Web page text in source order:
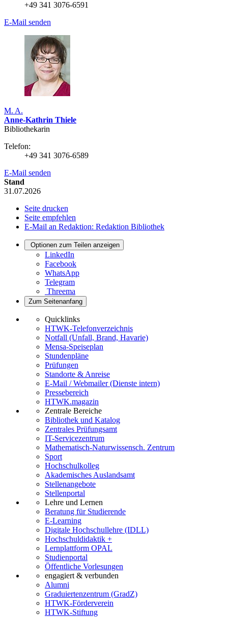
+49 341 3076-6591
E-Mail senden
M. A.
Anne-Kathrin Thiele
Bibliothekarin
Telefon:
+49 341 3076-6589
E-Mail senden
Stand
31.07.2026
Seite drucken
Seite empfehlen
E-Mail an Redaktion: Redaktion Bibliothek
Optionen zum Teilen anzeigen
LinkedIn
Facebook
WhatsApp
Telegram
Threema
Zum Seitenanfang
Quicklinks
HTWK-Telefonverzeichnis
Notfall (Unfall, Brand, Havarie)
Mensa-Speiseplan
Stundenpläne
Prüfungen
Standorte & Anreise
E-Mail / Webmailer (Dienste intern)
Pressebereich
HTWK.magazin
Zentrale Bereiche
Bibliothek und Katalog
Zentrales Prüfungsamt
IT-Servicezentrum
Mathematisch-Naturwissensch. Zentrum
Sport
Hochschulkolleg
Akademisches Auslandsamt
Stellenangebote
Stellenportal
Lehre und Lernen
Beratung für Studierende
E-Learning
Digitale Hochschullehre (IDLL)
Hochschuldidaktik +
Lernplattform OPAL
Studienportal
Öffentliche Vorlesungen
engagiert & verbunden
Alumni
Graduiertenzentrum (GradZ)
HTWK-Förderverein
HTWK-Stiftung